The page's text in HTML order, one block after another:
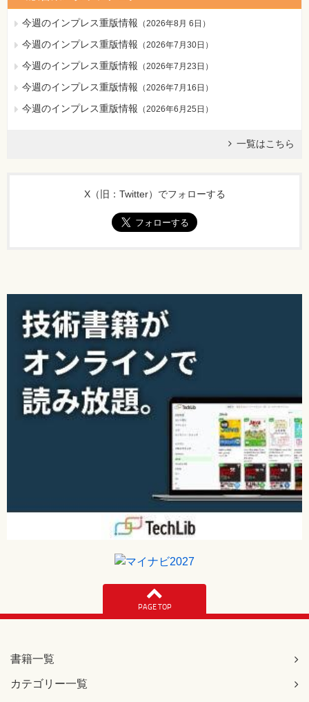
今週のインプレス重版情報 （2026年8月 6日 ）
今週のインプレス重版情報 （2026年7月30日 ）
今週のインプレス重版情報 （2026年7月23日 ）
今週のインプレス重版情報 （2026年7月16日 ）
今週のインプレス重版情報 （2026年6月25日 ）
一覧はこちら
X（旧：Twitter）でフォローする
PAGE TOP
書籍一覧
カテゴリー一覧